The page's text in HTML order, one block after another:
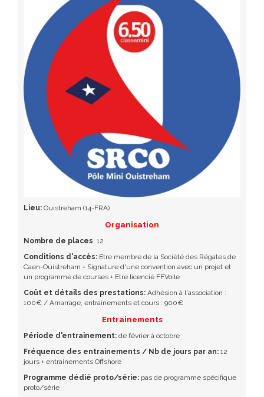
Lieu: Ouistreham (14-FRA)
Organisation
Nombre de places: 12
Conditions d'accès: Etre membre de la Société des Régates de
Caen-Ouistreham + Signature d'une convention avec un projet et
un programme de courses + Etre licencié FFVoile
Coût et détails des prestations: Adhésion à l'association :
100€ / Amarrage, entrainements et cours : 900€
Entrainements
Période d'entrainement: de février à octobre
Fréquence des entrainements / Nb de jours par an: 12
jours + entrainements Offshore
Programme dédié proto/série: pas de programme spécifique
proto/série